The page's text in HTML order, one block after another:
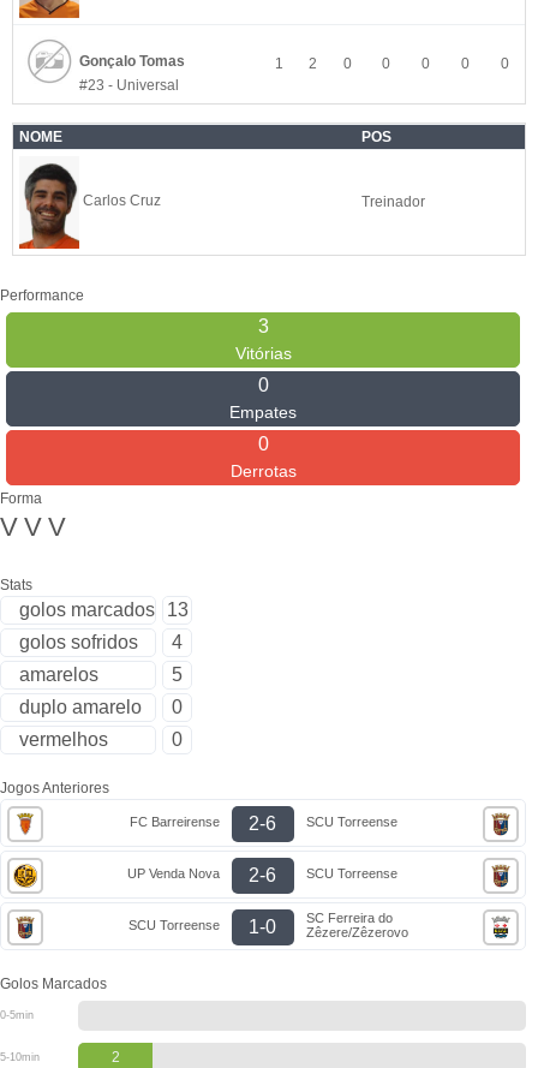
Gonçalo Tomas
#23 - Universal
1 2 0 0 0 0 0
NOME POS
Carlos Cruz Treinador
Performance
3
Vitórias
0
Empates
0
Derrotas
Forma
V V V
Stats
golos marcados
13
golos sofridos
4
amarelos
5
duplo amarelo
0
vermelhos
0
Jogos Anteriores
FC Barreirense 2-6 SCU Torreense
UP Venda Nova 2-6 SCU Torreense
SCU Torreense 1-0
SC Ferreira do
Zêzere/Zêzerovo
Golos Marcados
0-5min
5-10min 2